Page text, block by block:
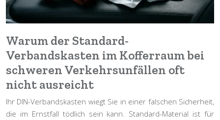
Warum der Standard-
Verbandskasten im Kofferraum bei
schweren Verkehrsunfällen oft
nicht ausreicht
Ihr DIN-Verbandskasten wiegt Sie in einer falschen Sicherheit,
die im Ernstfall tödlich sein kann. Standard-Material ist für